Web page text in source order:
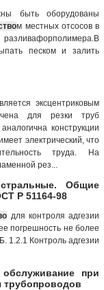
быть оборудованы
м местных отсосов в
песком и залить
эксцентриковым
для резки труб
конструкции
электрический, что
труда. На
рез...
Общие
Р 51164-98
для контроля адгезии
погрешность не более
1.2.1 Контроль адгезии
при
трубопроводов